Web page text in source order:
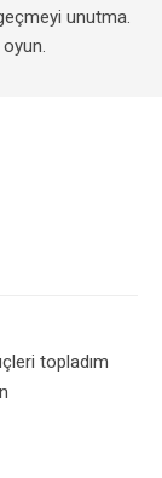
unutma.
topladım